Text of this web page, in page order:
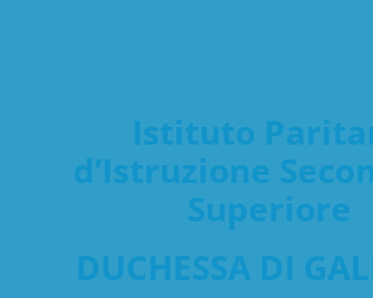
Istituto
d’Istruzione
Superiore
DUCHESSA DI